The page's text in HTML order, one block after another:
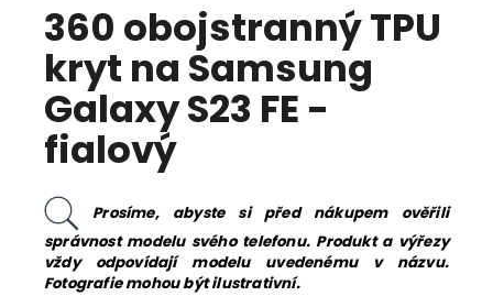
360 obojstranný TPU
kryt na Samsung
Galaxy S23 FE -
fialový
Prosíme, abyste si před nákupem ověřili
správnost modelu svého telefonu. Produkt a výřezy
vždy odpovídají modelu uvedenému v názvu.
Fotografie mohou být ilustrativní.